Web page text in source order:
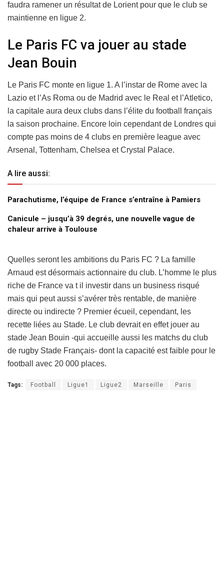
faudra ramener un résultat de Lorient pour que le club se
maintienne en ligue 2.
Le Paris FC va jouer au stade
Jean Bouin
Le Paris FC monte en ligue 1. A l’instar de Rome avec la
Lazio et l’As Roma ou de Madrid avec le Real et l’Atletico,
la capitale aura deux clubs dans l’élite du football français
la saison prochaine. Encore loin cependant de Londres qui
compte pas moins de 4 clubs en première league avec
Arsenal, Tottenham, Chelsea et Crystal Palace.
A lire aussi:
Parachutisme, l’équipe de France s’entraîne à Pamiers
Canicule – jusqu’à 39 degrés, une nouvelle vague de
chaleur arrive à Toulouse
Quelles seront les ambitions du Paris FC ? La famille
Arnaud est désormais actionnaire du club. L’homme le plus
riche de France va t il investir dans un business risqué
mais qui peut aussi s’avérer très rentable, de manière
directe ou indirecte ? Premier écueil, cependant, les
recette liées au Stade. Le club devrait en effet jouer au
stade Jean Bouin -qui accueille aussi les matchs du club
de rugby Stade Français- dont la capacité est faible pour le
football avec 20 000 places.
Tags: Football Ligue1 Ligue2 Marseille Paris